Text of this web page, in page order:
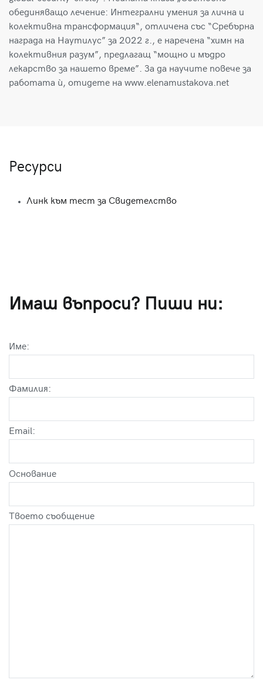
обединяващо лечение: Интегрални умения за лична и
колективна трансформация“, отличена със “Сребърна
награда на Наутилус” за 2022 г., е наречена “химн на
колективния разум”, предлагащ “мощно и мъдро
лекарство за нашето време”. За да научите повече за
работата ѝ, отидете на www.elenamustakova.net
Ресурси
Линк към тест за Свидетелство
Имаш въпроси? Пиши ни:
Име:
Фамилия:
Email:
Оснoвание
Твоето съобщение